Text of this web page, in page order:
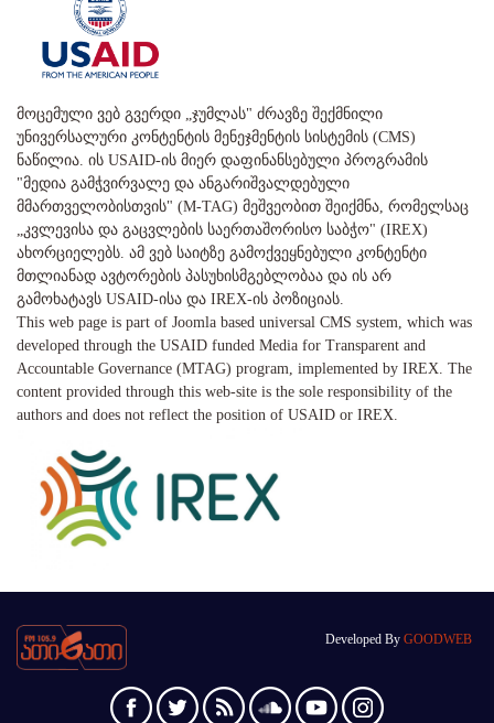
მოცემული ვებ გვერდი „ჯუმლას" ძრავზე შექმნილი
უნივერსალური კონტენტის მენეჯმენტის სისტემის (CMS)
ნაწილია. ის USAID-ის მიერ დაფინანსებული პროგრამის
"მედია გამჭვირვალე და ანგარიშვალდებული
მმართველობისთვის" (M-TAG) მეშვეობით შეიქმნა, რომელსაც
„კვლევისა და გაცვლების საერთაშორისო საბჭო" (IREX)
ახორციელებს. ამ ვებ საიტზე გამოქვეყნებული კონტენტი
მთლიანად ავტორების პასუხისმგებლობაა და ის არ
გამოხატავს USAID-ისა და IREX-ის პოზიციას.
This web page is part of Joomla based universal CMS system, which was
developed through the USAID funded Media for Transparent and
Accountable Governance (MTAG) program, implemented by IREX. The
content provided through this web-site is the sole responsibility of the
authors and does not reflect the position of USAID or IREX.
Developed By GOODWEB